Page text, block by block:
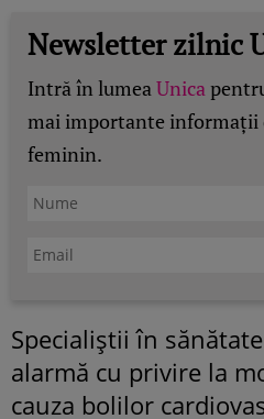
Newsletter zilnic
Intră în lumeaUnica
mai importante
feminin.
Specialiștii în
alarmă cu privire la
cauza bolilor